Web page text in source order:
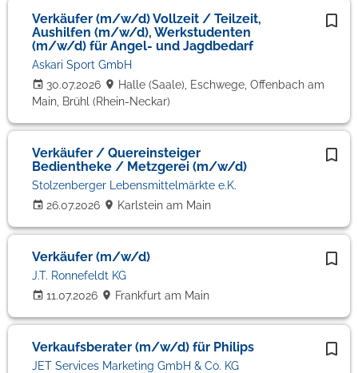
Verkäufer (m/w/d) Vollzeit / Teilzeit,
Aushilfen (m/w/d), Werkstudenten
(m/w/d) für Angel- und Jagdbedarf
30.07.2026
Askari Sport GmbH
Halle (Saale), Eschwege, Offenbach am
Main, Brühl (Rhein-Neckar)
Verkäufer / Quereinsteiger
Bedientheke / Metzgerei (m/w/d)
26.07.2026
Stolzenberger Lebensmittelmärkte e.K.
Karlstein am Main
Verkäufer (m/w/d)
11.07.2026
J.T. Ronnefeldt KG
Frankfurt am Main
Verkaufsberater (m/w/d) für Philips
JET Services Marketing GmbH & Co. KG